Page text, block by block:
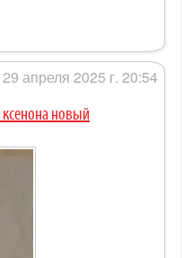
апреля 2025 г. 20:54
розжига ксенона новый